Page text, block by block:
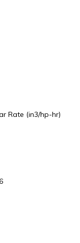
Rate (in3/hp-hr)